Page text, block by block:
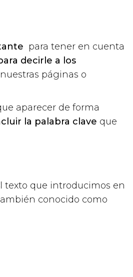
para tener en cuenta
decirle a los
páginas o
aparecer de forma
la palabra clave que
texto que introducimos en
conocido como